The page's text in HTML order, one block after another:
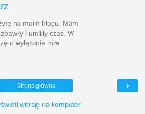
na moim blogu. Mam
i umiliły czas. W
o wyłącznie miłe
›
Strona główna
wersję na komputer